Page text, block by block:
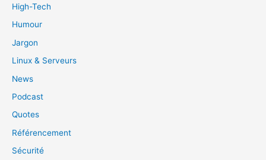
High-Tech
Humour
Jargon
Linux & Serveurs
News
Podcast
Quotes
Référencement
Sécurité